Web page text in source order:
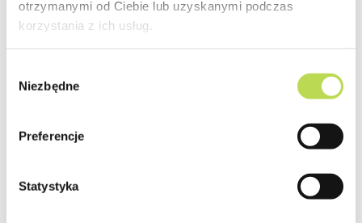
otrzymanymi od Ciebie lub uzyskanymi podczas
korzystania z ich usług.
zgody
Niezbędne
Preferencje
Statystyka
Tagi: wygojony tatuaż